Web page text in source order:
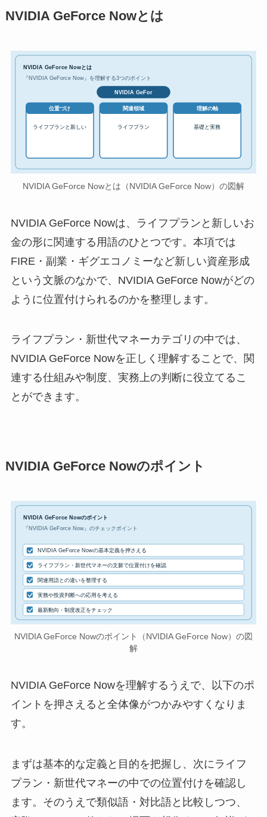
NVIDIA GeForce Nowとは
NVIDIA GeForce Nowとは
『NVIDIA GeForce Now』を理解する3つのポイント
NVIDIA GeFor
位置づけ
ライフプランと新しい
関連領域
ライフプラン
理解の軸
基礎と実務
NVIDIA GeForce Nowとは（NVIDIA GeForce Now）の図解
NVIDIA GeForce Nowは、ライフプランと新しいお
金の形に関連する用語のひとつです。本項では
FIRE・副業・ギグエコノミーなど新しい資産形成
という文脈のなかで、NVIDIA GeForce Nowがどの
ように位置付けられるのかを整理します。
ライフプラン・新世代マネーカテゴリの中では、
NVIDIA GeForce Nowを正しく理解することで、関
連する仕組みや制度、実務上の判断に役立てるこ
とができます。
NVIDIA GeForce Nowのポイント
NVIDIA GeForce Nowのポイント
『NVIDIA GeForce Now』のチェックポイント
NVIDIA GeForce Nowの基本定義を押さえる
ライフプラン・新世代マネーの文脈で位置付けを確認
関連用語との違いを整理する
実務や投資判断への応用を考える
最新動向・制度改正をチェック
NVIDIA GeForce Nowのポイント（NVIDIA GeForce Now）の図
解
NVIDIA GeForce Nowを理解するうえで、以下のポ
イントを押さえると全体像がつかみやすくなりま
す。
まずは基本的な定義と目的を把握し、次にライフ
プラン・新世代マネーの中での位置付けを確認し
ます。そのうえで類似語・対比語と比較しつつ、